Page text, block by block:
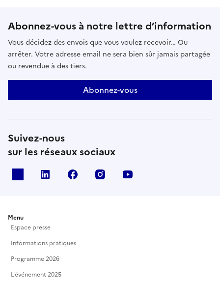
Abonnez-vous à notre lettre d’information
Vous décidez des envois que vous voulez recevoir… Ou
arrêter. Votre adresse email ne sera bien sûr jamais partagée
ou revendue à des tiers.
Abonnez-vous
Suivez-nous
sur les réseaux sociaux
Linkedin Facebook Instagram
Menu
Espace presse
Informations pratiques
Programme 2026
L'événement 2025